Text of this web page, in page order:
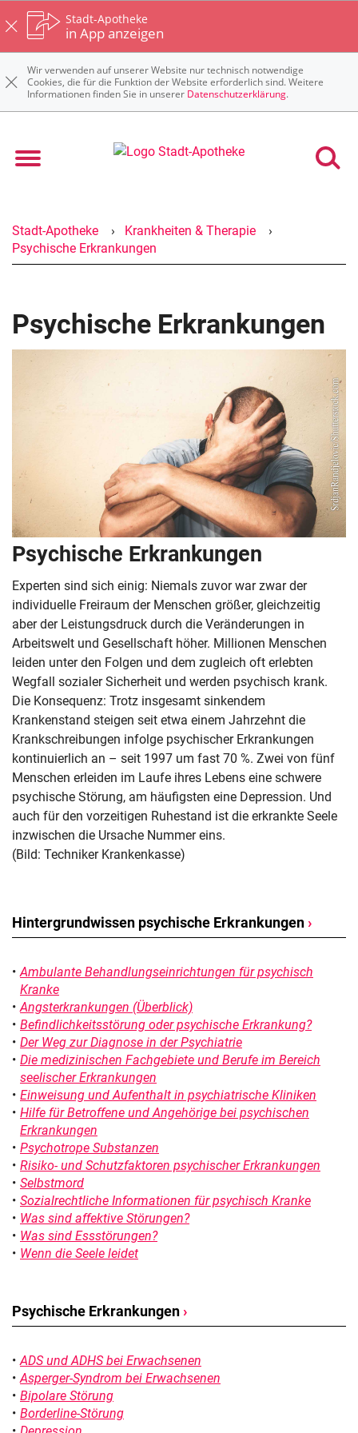
Stadt-Apotheke
in App anzeigen
Wir verwenden auf unserer Website nur technisch notwendige
Cookies, die für die Funktion der Website erforderlich sind. Weitere
Informationen finden Sie in unserer Datenschutzerklärung.
Stadt-Apotheke
Krankheiten & Therapie
Psychische Erkrankungen
Psychische Erkrankungen
Psychische Erkrankungen
Experten sind sich einig: Niemals zuvor war zwar der
individuelle Freiraum der Menschen größer, gleichzeitig
aber der Leistungsdruck durch die Veränderungen in
Arbeitswelt und Gesellschaft höher. Millionen Menschen
leiden unter den Folgen und dem zugleich oft erlebten
Wegfall sozialer Sicherheit und werden psychisch krank.
Die Konsequenz: Trotz insgesamt sinkendem
Krankenstand steigen seit etwa einem Jahrzehnt die
Krankschreibungen infolge psychischer Erkrankungen
kontinuierlich an – seit 1997 um fast 70 %. Zwei von fünf
Menschen erleiden im Laufe ihres Lebens eine schwere
psychische Störung, am häufigsten eine Depression. Und
auch für den vorzeitigen Ruhestand ist die erkrankte Seele
inzwischen die Ursache Nummer eins.
(Bild: Techniker Krankenkasse)
Hintergrundwissen psychische Erkrankungen ›
Ambulante Behandlungseinrichtungen für psychisch
Kranke
Angsterkrankungen (Überblick)
Befindlichkeitsstörung oder psychische Erkrankung?
Der Weg zur Diagnose in der Psychiatrie
Die medizinischen Fachgebiete und Berufe im Bereich
seelischer Erkrankungen
Einweisung und Aufenthalt in psychiatrische Kliniken
Hilfe für Betroffene und Angehörige bei psychischen
Erkrankungen
Psychotrope Substanzen
Risiko- und Schutzfaktoren psychischer Erkrankungen
Selbstmord
Sozialrechtliche Informationen für psychisch Kranke
Was sind affektive Störungen?
Was sind Essstörungen?
Wenn die Seele leidet
Psychische Erkrankungen ›
ADS und ADHS bei Erwachsenen
Asperger-Syndrom bei Erwachsenen
Bipolare Störung
Borderline-Störung